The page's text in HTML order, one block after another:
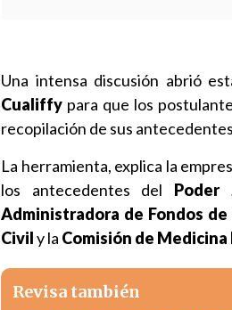
Una intensa discusión abrió
Cualiffy para que los
recopilación de sus
La herramienta, explica la
los antecedentes del Poder
Administradora de Fondos de
Civily la Comisión de
Revisa también